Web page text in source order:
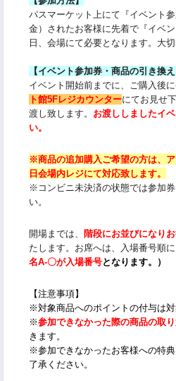
パスマーケット上にて『イベント
金）されたお客様に先着で『イベ
日、会場にて必要となります。大切
【イベント参加券・商品の引き換え
イベント開始前までに、ご購入後
ト館5Fレジカウンターにてお見せ
渡し致します。 お渡ししましたイ
い。
※商品の追加購入ご希望の方は、
日会場内レジにて対応致します。
※コンビニ未決済の状態では参加
い。
開場までは、 階段にお並びになり
たします。お席へは、入場番号順に
名A-〇が入場番号となります。）
【注意事項】
※対象商品へのポイントの付与は対
※参加できなかった際の商品の取
きます。
※参加できなかったお客様への特
了承ください。